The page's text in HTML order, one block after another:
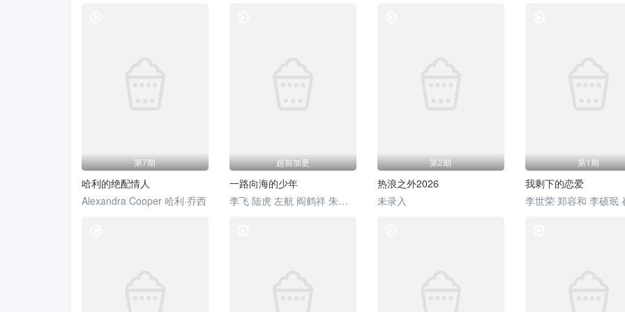
第7期
哈利的绝配情人
Alexandra Cooper 哈利·乔西
超前加更
一路向海的少年
李飞 陆虎 左航 阎鹤祥 朱志鑫 苏新皓 张极 张泽禹
第2期
热浪之外2026
未录入
第1期
我剩下的恋爱
李世荣 郑容和 李硕珉